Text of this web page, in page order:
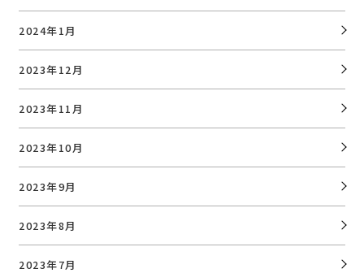
2024年1月
2023年12月
2023年11月
2023年10月
2023年9月
2023年8月
2023年7月